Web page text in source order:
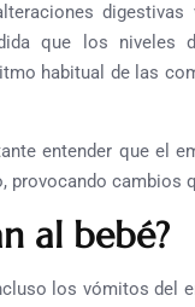
que los niveles
habitual de las
entender que el
provocando cambios
al bebé?
los vómitos del